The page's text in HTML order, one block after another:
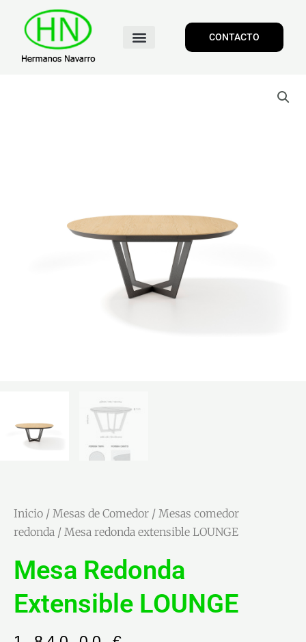
CONTACTO
Inicio / Mesas de Comedor / Mesas comedor
redonda / Mesa redonda extensible LOUNGE
Mesa Redonda
Extensible LOUNGE